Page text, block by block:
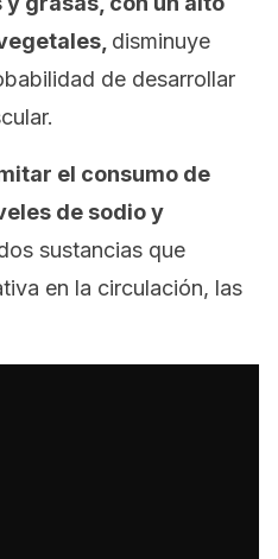
disminuye
de desarrollar
el consumo de
de sodio y
sustancias que
en la circulación, las